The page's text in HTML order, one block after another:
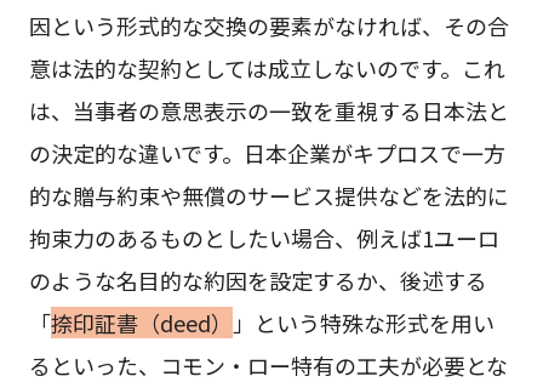
因という形式的な交換の要素がなければ、その合
意は法的な契約としては成立しないのです。これ
は、当事者の意思表示の一致を重視する日本法と
の決定的な違いです。日本企業がキプロスで一方
的な贈与約束や無償のサービス提供などを法的に
拘束力のあるものとしたい場合、例えば1ユーロ
のような名目的な約因を設定するか、後述する
「捺印証書（deed）
」という特殊な形式を用い
るといった、コモン・ロー特有の工夫が必要とな